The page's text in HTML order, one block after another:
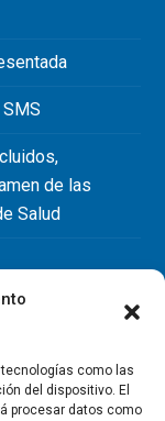
como las
del dispositivo. El
procesar datos como
de las
Salud